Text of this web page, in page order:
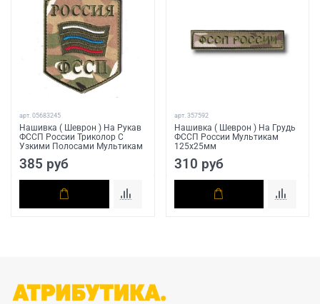
арт. 05683245
Нашивка ( Шеврон ) На Рукав
ФССП России Триколор С
Узкими Полосами Мультикам
385 руб
арт. 357592
Нашивка ( Шеврон ) На Грудь
ФССП России Мультикам
125х25мм
310 руб